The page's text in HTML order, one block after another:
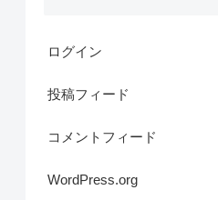
ログイン
投稿フィード
コメントフィード
WordPress.org